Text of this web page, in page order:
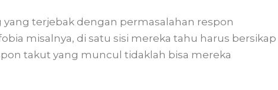
terjebak dengan permasalahan respon
misalnya, di satu sisi mereka tahu harus bersikap
takut yang muncul tidaklah bisa mereka